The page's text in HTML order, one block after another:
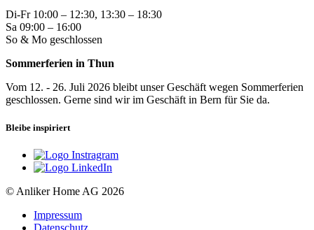
Di-Fr 10:00 – 12:30, 13:30 – 18:30
Sa 09:00 – 16:00
So & Mo geschlossen
Sommerferien in Thun
Vom 12. - 26. Juli 2026 bleibt unser Geschäft wegen Sommerferien
geschlossen. Gerne sind wir im Geschäft in Bern für Sie da.
Bleibe inspiriert
© Anliker Home AG 2026
Impressum
Datenschutz